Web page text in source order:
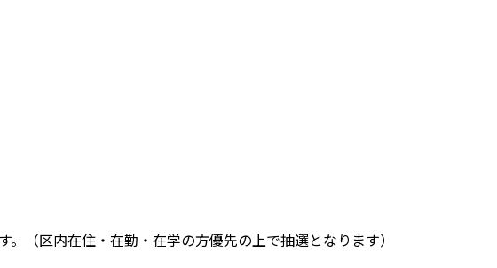
。（区内在住・在勤・在学の方優先の上で抽選となります）